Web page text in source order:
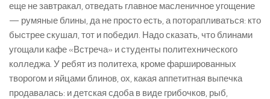
еще не завтракал, отведать главное масленичное угощение
— румяные блины, да не просто есть, а поторапливаться: кто
быстрее скушал, тот и победил. Надо сказать, что блинами
угощали кафе «Встреча» и студенты политехнического
колледжа. У ребят из политеха, кроме фаршированных
творогом и яйцами блинов, ох, какая аппетитная выпечка
продавалась: и детская сдоба в виде грибочков, рыб,